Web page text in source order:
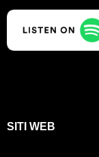
SITI WEB